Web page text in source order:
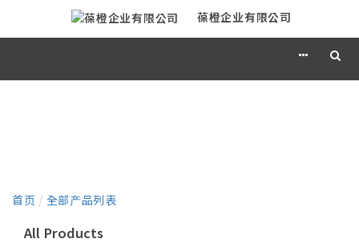
葆橙企业有限公司
首页 / 全部产品列表
All Products